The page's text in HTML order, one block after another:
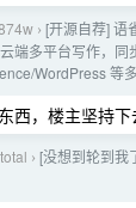
› [开源自荐] 语
端多平台写作，同
WordPress 等
西，楼主坚持
› [没想到轮到我